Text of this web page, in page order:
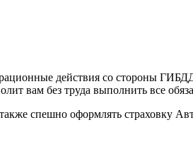
действия со стороны
вам без труда выполнить все
спешно оформлять страховку